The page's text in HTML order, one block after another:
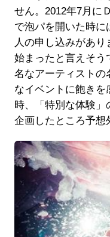
せん。2012年7月に
で泡パを開いた時に
人の申し込みがあ
始まったと言えそう
名なアーティストの
なイベントに飽きを
時、「特別な体験」
企画したところ予想